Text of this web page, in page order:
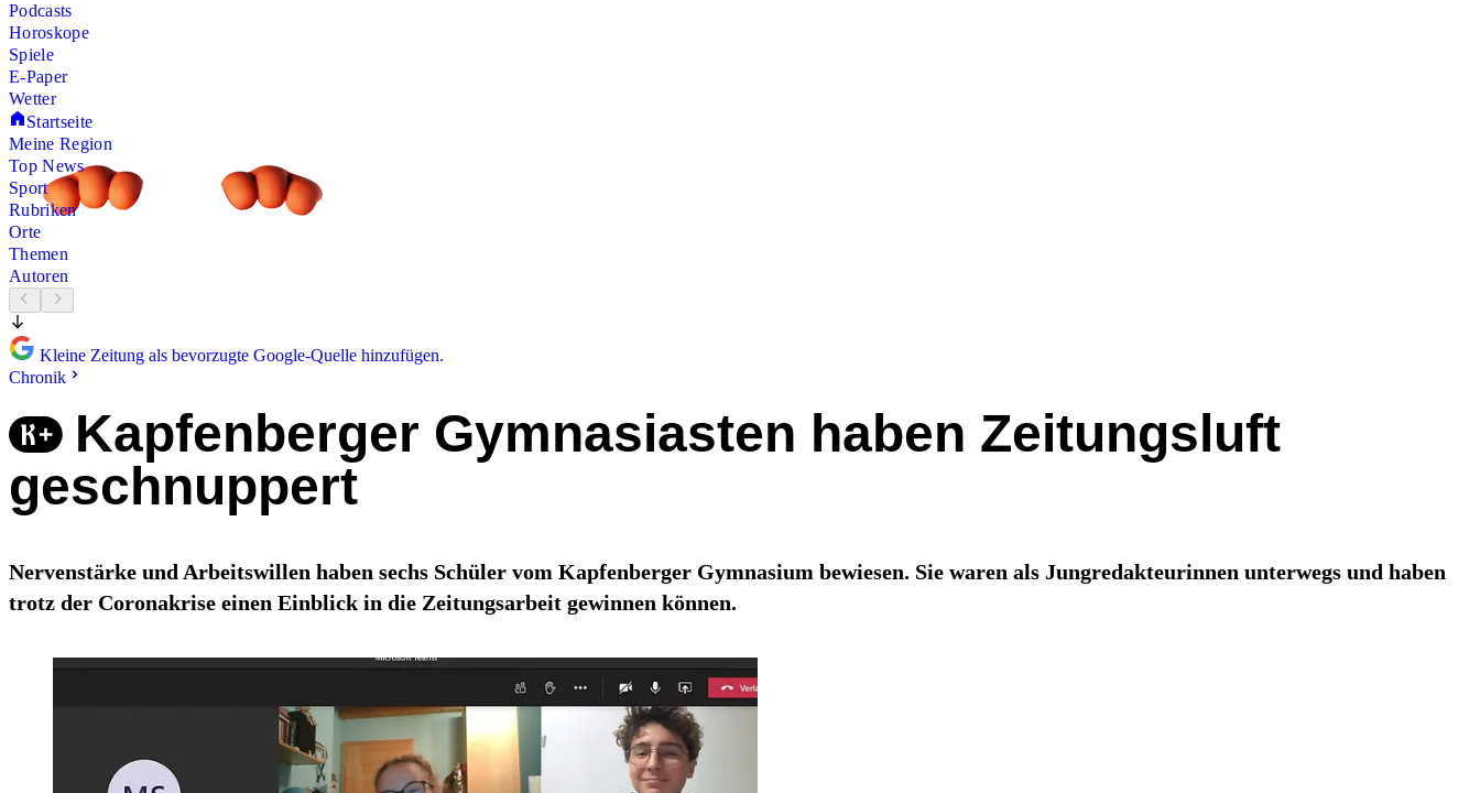
Podcasts
Horoskope
Spiele
E-Paper
Wetter
Startseite
Meine Region
Top News
Sport
Rubriken
Orte
Themen
Autoren
Kleine Zeitung als bevorzugte Google-Quelle hinzufügen.
Chronik
Kapfenberger Gymnasiasten haben Zeitungsluft
geschnuppert
Nervenstärke und Arbeitswillen haben sechs Schüler vom Kapfenberger Gymnasium bewiesen. Sie waren als Jungredakteurinnen unterwegs und haben
trotz der Coronakrise einen Einblick in die Zeitungsarbeit gewinnen können.